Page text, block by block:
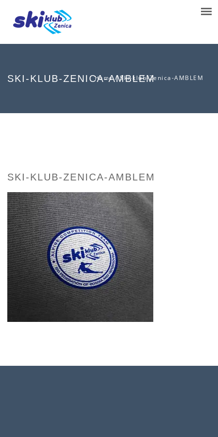
SKI-KLUB-ZENICA-AMBLEM
Home / Ski-klub-Zenica-AMBLEM
SKI-KLUB-ZENICA-AMBLEM